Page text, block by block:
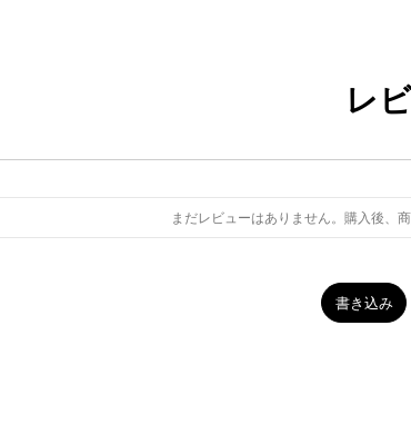
レ
まだレビューはありません。購入後、
書き込み